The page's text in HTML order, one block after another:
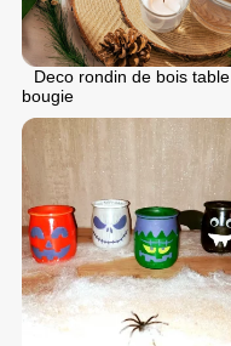
Deco rondin de bois table
bougie